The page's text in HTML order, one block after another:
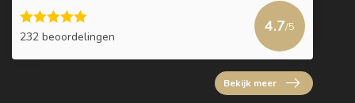
232 beoordelingen
4.7/5
Bekijk meer